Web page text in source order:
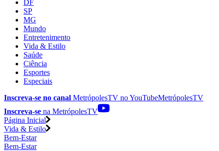
DF
SP
MG
Mundo
Entretenimento
Vida & Estilo
Saúde
Ciência
Esportes
Especiais
Inscreva-se no canal MetrópolesTV noYouTubeMetrópolesTV
Inscreva-se na MetrópolesTV
Página Inicial
Vida & Estilo
Bem-Estar
Bem-Estar